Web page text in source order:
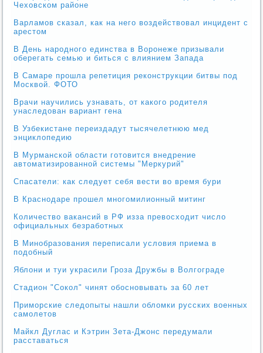
Чеховском районе
Варламов сказал, как на него воздействовал инцидент с
арестом
В День народного единства в Воронеже призывали
оберегать семью и биться с влиянием Запада
В Самаре прошла репетиция реконструкции битвы под
Москвой. ФОТО
Врачи научились узнавать, от какого родителя
унаследован вариант гена
В Узбекистане переиздадут тысячелетнюю мед
энциклопедию
В Мурманской области готовится внедрение
автоматизированной системы "Меркурий"
Спасатели: как следует себя вести во время бури
В Краснодаре прошел многомилионный митинг
Количество вакансий в РФ изза превосходит число
официальных безработных
В Минобразования переписали условия приема в
подобный
Яблони и туи украсили Гроза Дружбы в Волгограде
Стадион "Сокол" чинят обосновывать за 60 лет
Приморские следопыты нашли обломки русских военных
самолетов
Майкл Дуглас и Кэтрин Зета-Джонс передумали
расставаться